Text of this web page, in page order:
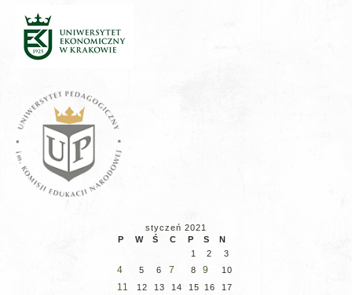
styczeń 2021
P
W Ś C P S
N
1
2 3
4 5 6 7 8 9 10
11 12 13 14 15 16 17